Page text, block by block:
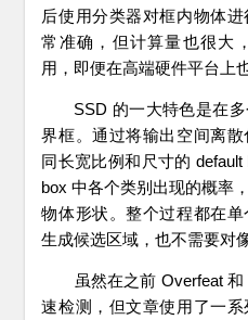
后使用分类器对框内物体
常准确，但计算量也很大
用，即便在高端硬件平台上
SSD 的一大特色是在多
界框。通过将输出空间离
同长宽比例和尺寸的
box 中各个类别出现的概率
物体形状。整个过程都在
生成候选区域，也不需要对
虽然在之前 Overfeat 和
速检测，但文章使用了一